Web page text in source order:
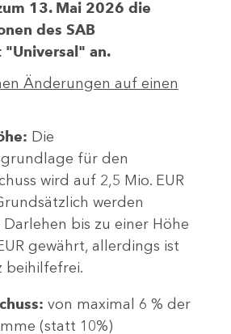
13. Mai 2026 die
des SAB
"Universal" an.
Änderungen auf einen
Die
für den
wird auf 2,5 Mio. EUR
werden
bis zu einer Höhe
gewährt, allerdings ist
beihilfefrei.
von maximal 6 % der
(statt 10%)